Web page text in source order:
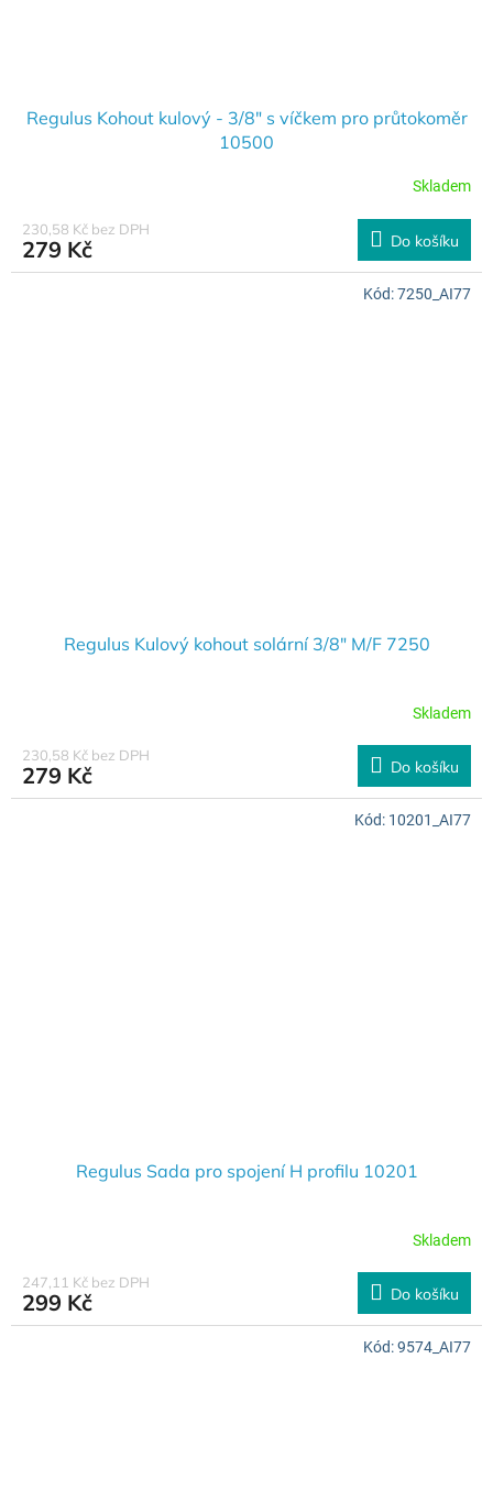
Regulus Kohout kulový - 3/8" s víčkem pro průtokoměr
10500
Skladem
230,58 Kč bez DPH
279 Kč Do košíku
Regulus Kulový kohout solární 3/8" M/F 7250
Skladem
230,58 Kč bez DPH
279 Kč Do košíku
Kód:7250_AI77
Regulus Sada pro spojení H profilu 10201
Skladem
247,11 Kč bez DPH
299 Kč Do košíku
Kód: 10201_AI77
Kód:9574_AI77